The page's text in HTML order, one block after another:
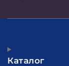
Каталог